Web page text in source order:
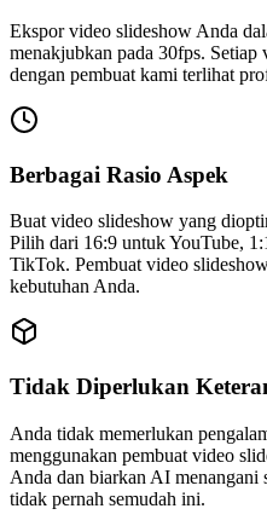
Ekspor video slideshow Anda
menakjubkan pada 30fps.
dengan pembuat kami terlihat
Berbagai Rasio Aspek
Buat video slideshow yang
Pilih dari 16:9 untuk YouTube,
TikTok. Pembuat video
kebutuhan Anda.
Tidak Diperlukan
Anda tidak memerlukan
menggunakan pembuat video
Anda dan biarkan AI menangani
tidak pernah semudah ini.